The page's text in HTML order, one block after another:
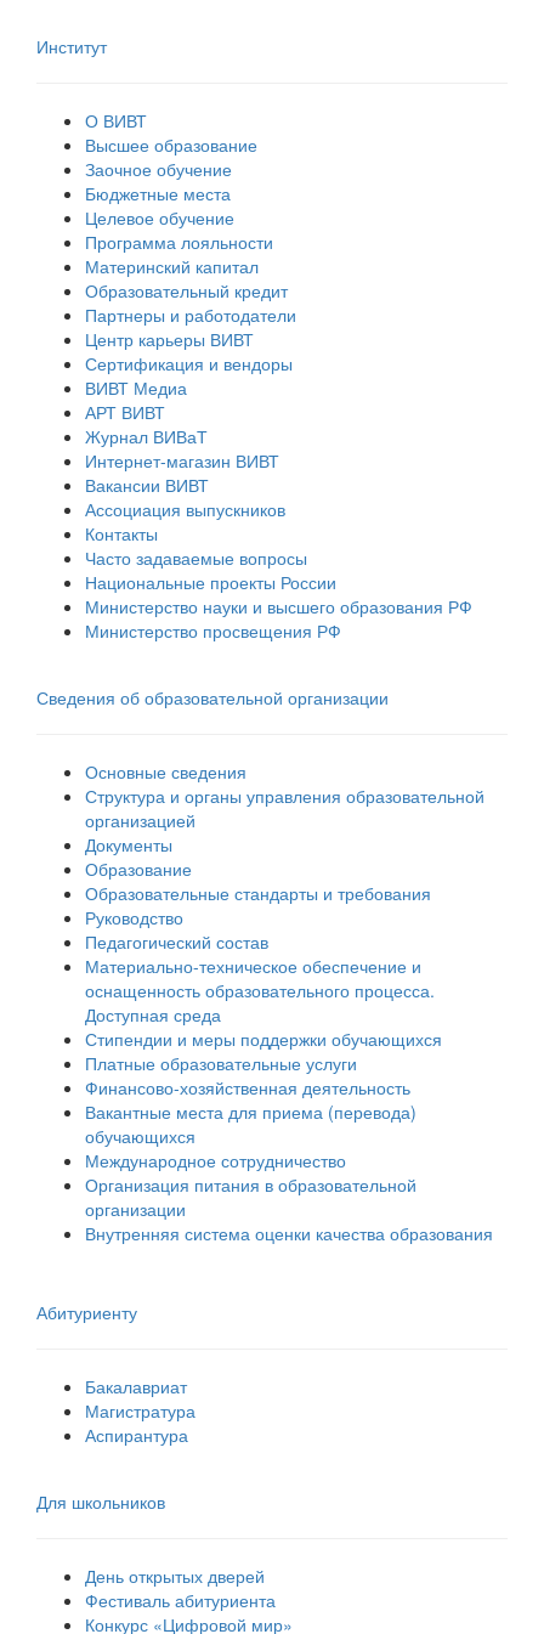
Институт
О ВИВТ
Высшее образование
Заочное обучение
Бюджетные места
Целевое обучение
Программа лояльности
Материнский капитал
Образовательный кредит
Партнеры и работодатели
Центр карьеры ВИВТ
Сертификация и вендоры
ВИВТ Медиа
АРТ ВИВТ
Журнал ВИВаТ
Интернет-магазин ВИВТ
Вакансии ВИВТ
Ассоциация выпускников
Контакты
Часто задаваемые вопросы
Национальные проекты России
Министерство науки и высшего образования РФ
Министерство просвещения РФ
Сведения об образовательной организации
Основные сведения
Структура и органы управления образовательной
организацией
Документы
Образование
Образовательные стандарты и требования
Руководство
Педагогический состав
Материально-техническое обеспечение и
оснащенность образовательного процесса.
Доступная среда
Стипендии и меры поддержки обучающихся
Платные образовательные услуги
Финансово-хозяйственная деятельность
Вакантные места для приема (перевода)
обучающихся
Международное сотрудничество
Организация питания в образовательной
организации
Внутренняя система оценки качества образования
Абитуриенту
Бакалавриат
Магистратура
Аспирантура
Для школьников
День открытых дверей
Фестиваль абитуриента
Конкурс «Цифровой мир»